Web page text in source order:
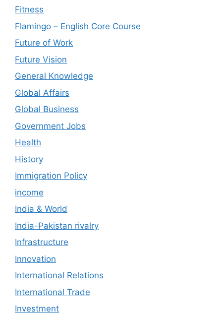
Fitness
Flamingo – English Core Course
Future of Work
Future Vision
General Knowledge
Global Affairs
Global Business
Government Jobs
Health
History
Immigration Policy
income
India & World
India-Pakistan rivalry
Infrastructure
Innovation
International Relations
International Trade
Investment